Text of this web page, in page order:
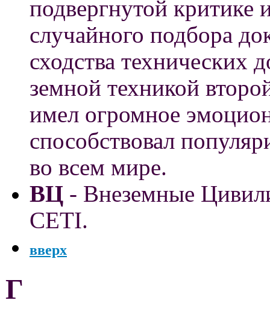
подвергнутой критике
случайного подбора
сходства технических
земной техникой
имел огромное
способствовал
во всем мире.
ВЦ - Внеземные
CETI.
вверх
Г